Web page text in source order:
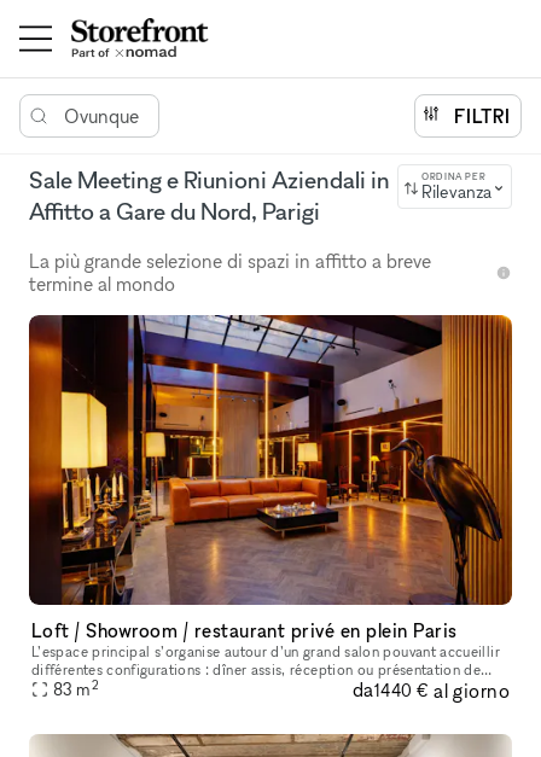
Ovunque FILTRI
Sale Meeting e Riunioni Aziendali in
Affitto a Gare du Nord, Parigi
ORDINA PER
Rilevanza
La più grande selezione di spazi in affitto a breve
termine al mondo
Loft / Showroom / restaurant privé en plein Paris
L’espace principal s’organise autour d’un grand salon pouvant accueillir
différentes configurations : dîner assis, réception ou présentation de
produits. Le lieu dispose également d’une cuisine profe
83 m2 da1440 € al giorno